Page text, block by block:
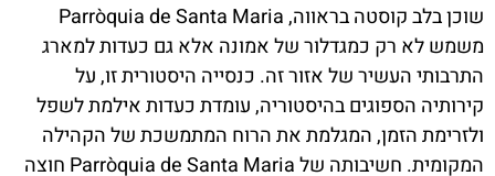
שוכן בלב קוסטה בראווה, Parròquia de Santa Maria
משמש לא רק כמגדלור של אמונה אלא גם כעדות למארג
התרבותי העשיר של אזור זה. כנסייה היסטורית זו, על
קירותיה הספוגים בהיסטוריה, עומדת כעדות אילמת לשפל
ולזרימת הזמן, המגלמת את הרוח המתמשכת של הקהילה
המקומית. חשיבותה של Parròquia de Santa Maria חוצה